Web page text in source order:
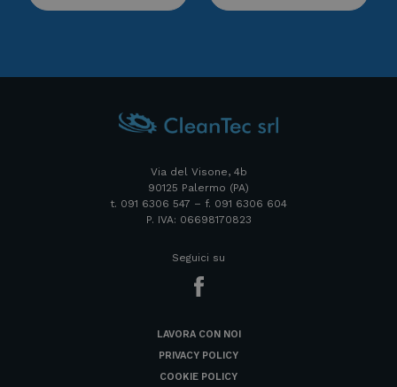
Via del Visone, 4b
90125 Palermo (PA)
t. 091 6306 547 – f. 091 6306 604
P. IVA: 06698170823
Seguici su
LAVORA CON NOI
PRIVACY POLICY
COOKIE POLICY